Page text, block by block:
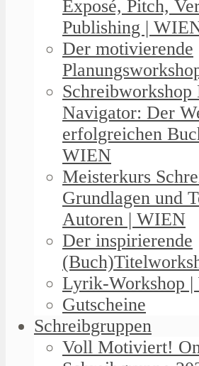
Exposé, Pitch,
Publishing |
Der motivierende
Schreibworkshop
Navigator: Der
erfolgreichen
WIEN
Meisterkurs
Grundlagen und
Autoren | WIEN
Der inspirierende
Lyrik-Workshop
Gutscheine
Schreibgruppen
Voll Motiviert!